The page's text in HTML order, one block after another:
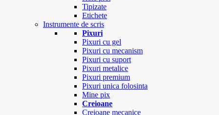
Tipizate
Etichete
Instrumente de scris
Pixuri
Pixuri cu gel
Pixuri cu mecanism
Pixuri cu suport
Pixuri metalice
Pixuri premium
Pixuri unica folosinta
Mine pix
Creioane
Creioane mecanice